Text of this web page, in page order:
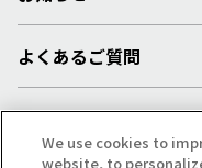
よくあるご質問
採用情報
We use cookies to
website, to